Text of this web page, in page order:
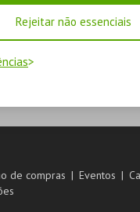
Rejeitar não essenciais
de compras Eventos